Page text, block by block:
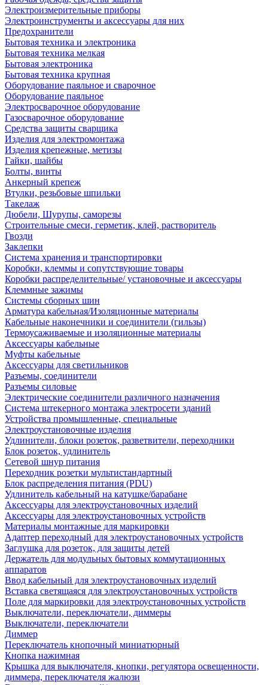
Электроизмерительные приборы
Электроинструменты и аксессуары для них
Предохранители
Бытовая техника и электроника
Бытовая техника мелкая
Бытовая электроника
Бытовая техника крупная
Оборудование паяльное и сварочное
Оборудование паяльное
Электросварочное оборудование
Газосварочное оборудование
Средства защиты сварщика
Изделия для электромонтажа
Изделия крепежные, метизы
Гайки, шайбы
Болты, винты
Анкерный крепеж
Втулки, резьбовые шпильки
Такелаж
Дюбели, Шурупы, саморезы
Строительные смеси, герметик, клей, растворитель
Гвозди
Заклепки
Система хранения и транспортировки
Коробки, клеммы и сопутствующие товары
Коробки распределительные/ установочные и аксессуары
Клеммные зажимы
Системы сборных шин
Арматура кабельная/Изоляционные материалы
Кабельные наконечники и соединители (гильзы)
Термоусаживаемые и изоляционные материалы
Аксессуары кабельные
Муфты кабельные
Аксессуары для светильников
Разъемы, соединители
Разъемы силовые
Электрические соединители различного назначения
Система штекерного монтажа электросети зданий
Устройства промышленные, специальные
Электроустановочные изделия
Удлинители, блоки розеток, разветвители, переходники
Блок розеток, удлинитель
Сетевой шнур питания
Переходник розетки мультистандартный
Блок распределения питания (PDU)
Удлинитель кабельный на катушке/барабане
Аксессуары для электроустановочных изделий
Аксессуары для электроустановочных устройств
Материалы монтажные для маркировки
Адаптер переходный для электроустановочных устройств
Заглушка для розеток, для защиты детей
Держатель для модульных бытовых коммутационных
аппаратов
Ввод кабельный для электроустановочных изделий
Вставка светящаяся для электроустановочных устройств
Поле для маркировки для электроустановочных устройств
Выключатели, переключатели, диммеры
Выключатели, переключатели
Диммер
Переключатель кнопочный миниатюрный
Кнопка нажимная
Крышка для выключателя, кнопки, регулятора освещенности,
диммера, переключателя жалюзи